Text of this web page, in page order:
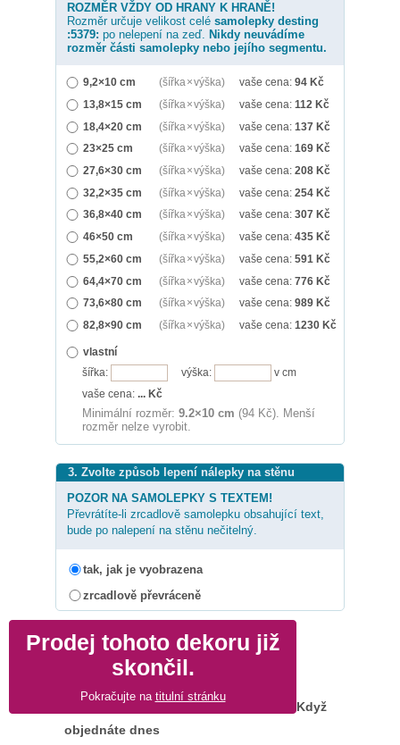
ROZMĚR VŽDY OD HRANY K HRANĚ!
Rozměr určuje velikost celé samolepky desting
:5379: po nelepení na zeď. Nikdy neuvádíme
rozměr části samolepky nebo jejího segmentu.
9,2×10 cm (šířka × výška) vaše cena: 94 Kč
13,8×15 cm
(šířka × výška) vaše cena: 112 Kč
18,4×20 cm
(šířka × výška) vaše cena: 137 Kč
23×25 cm
(šířka × výška) vaše cena: 169 Kč
27,6×30 cm
(šířka × výška) vaše cena: 208 Kč
32,2×35 cm
(šířka × výška) vaše cena: 254 Kč
36,8×40 cm
(šířka × výška) vaše cena: 307 Kč
46×50 cm
(šířka × výška) vaše cena: 435 Kč
55,2×60 cm
(šířka × výška) vaše cena: 591 Kč
64,4×70 cm
(šířka × výška) vaše cena: 776 Kč
73,6×80 cm
(šířka × výška) vaše cena: 989 Kč
82,8×90 cm
(šířka × výška) vaše cena: 1230 Kč
vlastní
šířka:
výška:
v cm
vaše cena:
Kč
Minimální rozměr: 9.2×10 cm (94 Kč). Menší
rozměr nelze vyrobit.
3. Zvolte způsob lepení nálepky na stěnu
POZOR NA SAMOLEPKY S TEXTEM!
Převrátíte-li zrcadlově samolepku obsahující text,
bude po nalepení na stěnu nečitelný.
tak, jak je vyobrazena
zrcadlově převráceně
Prodej tohoto dekoru již
skončil.
Pokračujte na titulní stránku
Když
objednáte dnes